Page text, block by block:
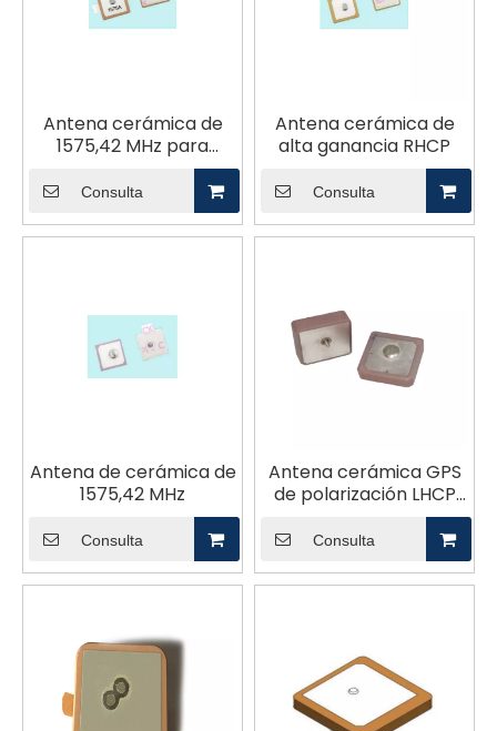
Antena cerámica de
1575,42 MHz para
posicionamiento de IoT
Consulta
Antena cerámica de
alta ganancia RHCP
Consulta
Antena de cerámica de
1575,42 MHz
Consulta
Antena cerámica GPS
de polarización LHCP
Consulta